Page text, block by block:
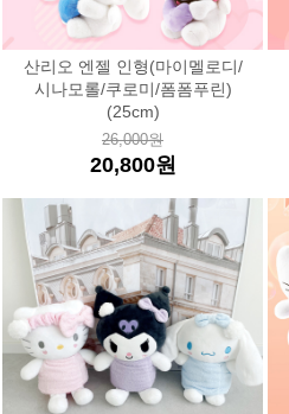
산리오 엔젤 인형(마이멜로디/
시나모롤/쿠로미/폼폼푸린)
(25cm)
26,000원
20,800원